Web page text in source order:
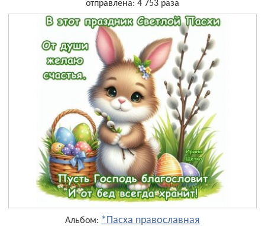
отправлена: 4 753 раза
Альбом: *Пасха православная